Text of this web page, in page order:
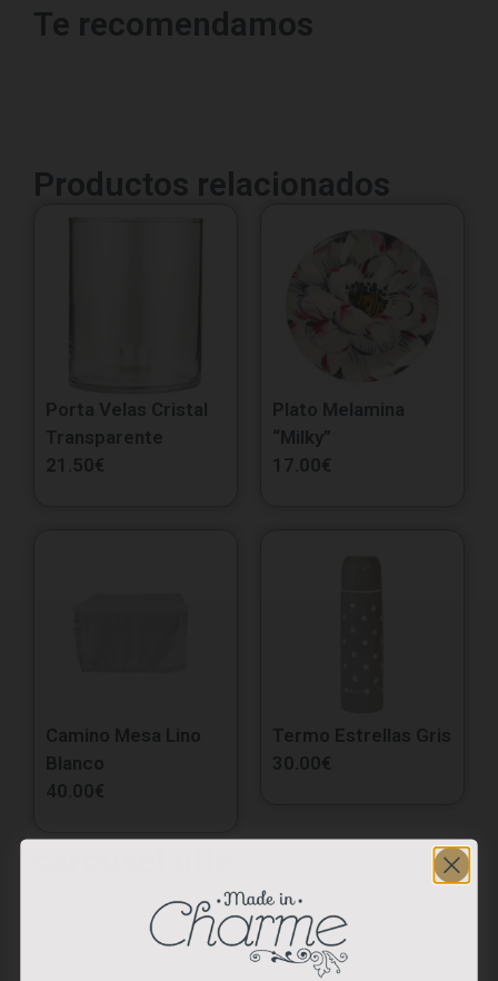
Te recomendamos
Productos relacionados
Porta Velas Cristal
Transparente
21.50€
Plato Melamina
“Milky”
17.00€
Camino Mesa Lino
Blanco
40.00€
Termo Estrellas Gris
30.00€
from 11 reviews